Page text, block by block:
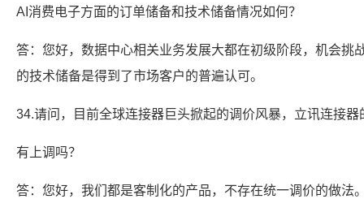
AI消费电子方面的订单储备和技术储备情况如何？
答：您好，数据中心相关业务发展大都在初级阶段，机会挑
的技术储备是得到了市场客户的普遍认可。
34.请问，目前全球连接器巨头掀起的调价风暴，立讯连接器
有上调吗？
答：您好，我们都是客制化的产品，不存在统一调价的做法